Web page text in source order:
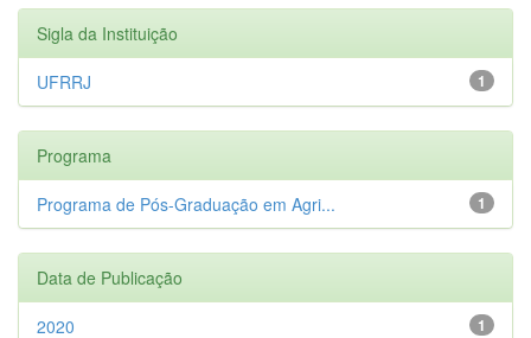
Sigla da Instituição
1
UFRRJ
Programa
1
Programa de Pós-Graduação em Agri...
Data de Publicação
1
2020